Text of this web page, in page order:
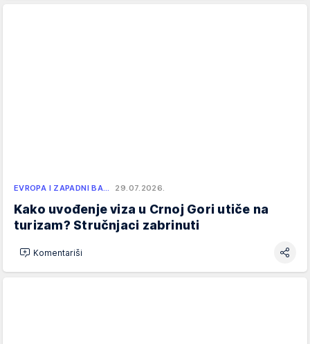
EVROPA I ZAPADNI BA… 29.07.2026.
Kako uvođenje viza u Crnoj Gori utiče na
turizam? Stručnjaci zabrinuti
Komentariši